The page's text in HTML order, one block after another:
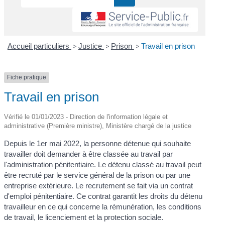
Accueil particuliers > Justice > Prison > Travail en prison
Fiche pratique
Travail en prison
Vérifié le 01/01/2023 - Direction de l'information légale et
administrative (Première ministre), Ministère chargé de la justice
Depuis le 1er mai 2022, la personne détenue qui souhaite
travailler doit demander à être classée au travail par
l'administration pénitentiaire. Le détenu classé au travail peut
être recruté par le service général de la prison ou par une
entreprise extérieure. Le recrutement se fait via un contrat
d'emploi pénitentiaire. Ce contrat garantit les droits du détenu
travailleur en ce qui concerne la rémunération, les conditions
de travail, le licenciement et la protection sociale.